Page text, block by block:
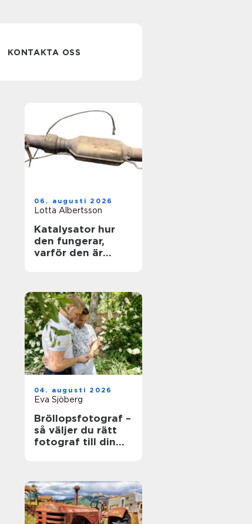
KONTAKTA OSS
06. augusti 2026
Lotta Albertsson
Katalysator hur
den fungerar,
varför den är
04. augusti 2026
Eva Sjöberg
Bröllopsfotograf –
så väljer du rätt
fotograf till din